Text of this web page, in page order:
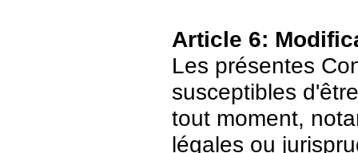
Article 6:
Les présentes
susceptibles
tout moment,
légales ou